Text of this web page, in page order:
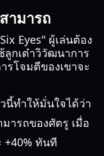
ามารถ
Eyes" ผู้เล่นต้อง
กเต๋าวิวัฒนาการ
รโจมตีของเขาจะ
นี้ทำให้มั่นใจได้ว่า
ารถของศัตรู เมื่อ
+40% ทันที